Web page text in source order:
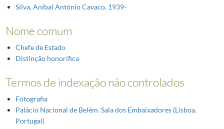
Silva, Aníbal António Cavaco. 1939-
Nome comum
Chefe de Estado
Distinção honorífica
Termos de indexação não controlados
Fotografia
Palácio Nacional de Belém. Sala dos Embaixadores (Lisboa,
Portugal)